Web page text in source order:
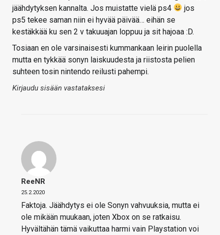
jäähdytyksen kannalta. Jos muistatte vielä ps4
jos
ps5 tekee saman niin ei hyvää päivää… eihän se
kestäkkää ku sen 2 v takuuajan loppuu ja sit hajoaa :D.
Tosiaan en ole varsinaisesti kummankaan leirin puolella
mutta en tykkää sonyn laiskuudesta ja riistosta pelien
suhteen tosin nintendo reilusti pahempi.
Kirjaudu sisään vastataksesi
ReeNR
25.2.2020
Faktoja. Jäähdytys ei ole Sonyn vahvuuksia, mutta ei
ole mikään muukaan, joten Xbox on se ratkaisu.
Hyvältähän tämä vaikuttaa harmi vain Playstation voi